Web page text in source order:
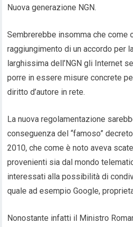
Nuova generazione NGN.
Sembrerebbe insomma che come
raggiungimento di un accordo per
larghissima dell’NGN gli Internet
porre in essere misure concrete
diritto d’autore in rete.
La nuova regolamentazione
conseguenza del “famoso”
2010, che come è noto aveva
provenienti sia dal mondo
interessati alla possibilità di
quale ad esempio Google,
Nonostante infatti il Ministro